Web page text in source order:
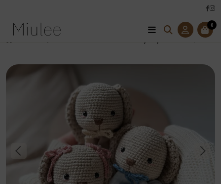
0
Bavlnený Mojkáčik BELLA/NOEL